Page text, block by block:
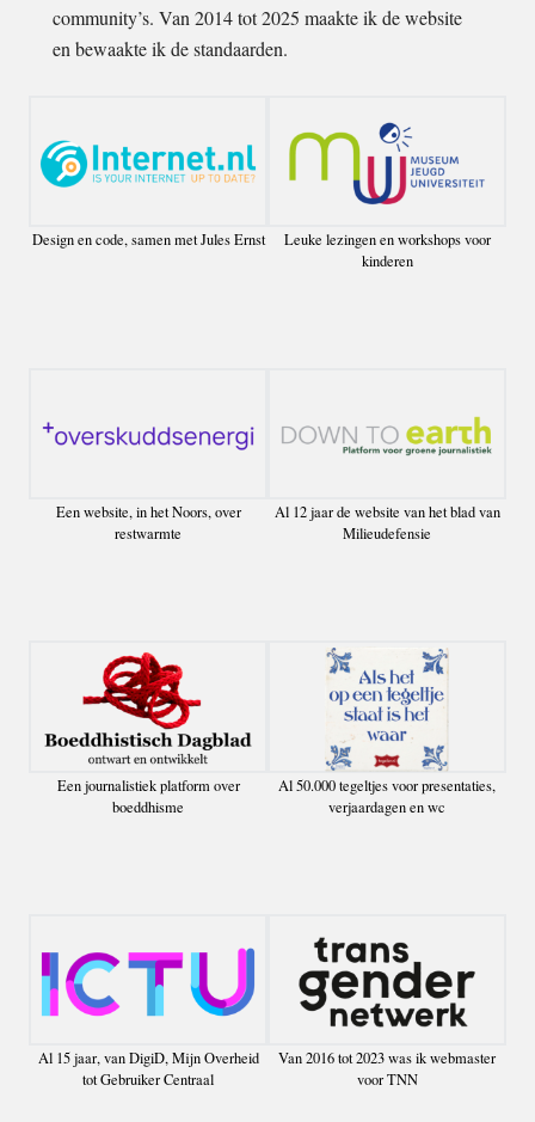
community’s. Van 2014 tot 2025 maakte ik de website
en bewaakte ik de standaarden.
Design en code, samen met Jules Ernst
Leuke lezingen en workshops voor
kinderen
Een website, in het Noors, over
restwarmte
Al 12 jaar de website van het blad van
Milieudefensie
Een journalistiek platform over
boeddhisme
Al 50.000 tegeltjes voor presentaties,
verjaardagen en wc
Al 15 jaar, van DigiD, Mijn Overheid
tot Gebruiker Centraal
Van 2016 tot 2023 was ik webmaster
voor TNN